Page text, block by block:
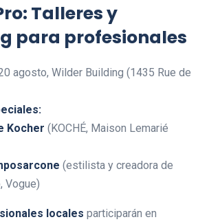
Talleres y
para profesionales
agosto, Wilder Building (1435 Rue de
Kocher (KOCHÉ, Maison Lemarié
(estilista y creadora de
Vogue)
locales participarán en